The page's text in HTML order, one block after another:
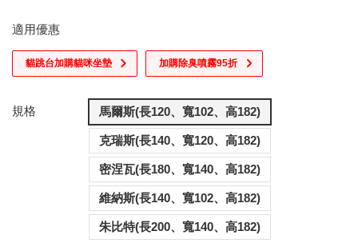
適用優惠
貓跳台加購貓咪坐墊 加購除臭噴霧95折
規格 馬爾斯(長120、寬102、高182)
克瑞斯(長140、寬120、高182)
密涅瓦(長180、寬140、高182)
維納斯(長140、寬102、高182)
朱比特(長200、寬140、高182)